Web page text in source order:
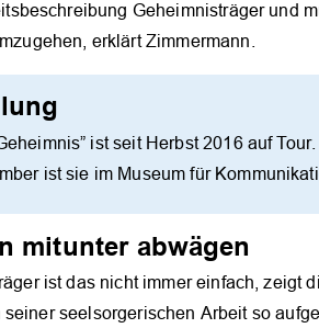
Geheimnisträger und
erklärt Zimmermann.
ist seit Herbst 2016 auf
ist sie im Museum für
mitunter abwägen
ist das nicht immer einfach, zeigt
seiner seelsorgerischen Arbeit so